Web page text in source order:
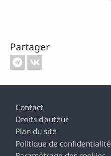
Partager
Pied de page
Contact
Droits d'auteur
Plan du site
Politique de confidentialité